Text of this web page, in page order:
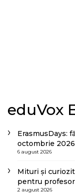
eduVox
ErasmusDays:
octombrie 2026
6 august 2026
Mituri și
pentru
2 august 2026